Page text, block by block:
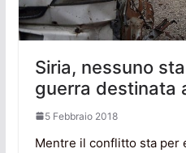
Siria, nessuno
guerra destinata
5 Febbraio 2018
Mentre il conflitto sta per